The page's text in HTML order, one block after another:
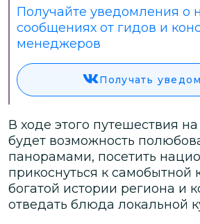
Получайте уведомления о
сообщениях от гидов и
менеджеров
Получать
В ходе этого путешествия
будет возможность
панорамами, посетить
прикоснуться к самобытной
богатой истории региона и
отведать блюда локальной